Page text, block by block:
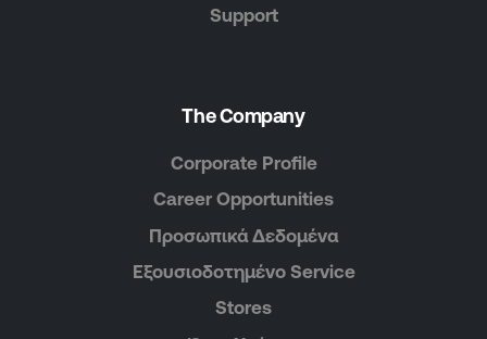
Support
The Company
Corporate Profile
Career Opportunities
Προσωπικά Δεδομένα
Εξουσιοδοτημένο Service
Stores